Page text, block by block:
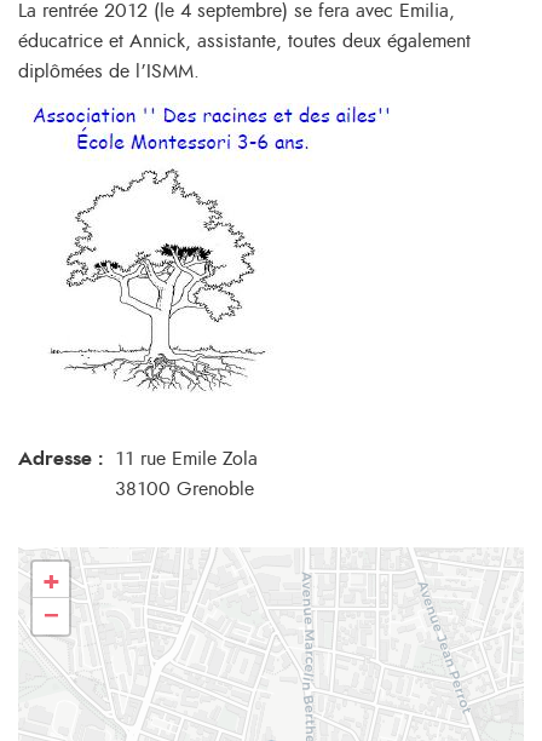
La rentrée 2012 (le 4 septembre) se fera avec Emilia,
éducatrice et Annick, assistante, toutes deux également
diplômées de l’ISMM.
Adresse :
11 rue Emile Zola
38100 Grenoble
+
−